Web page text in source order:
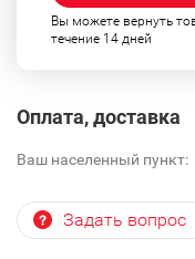
Вы можете вернуть
течение 14 дней
Оплата, доставка
Ваш населенный пункт:
Задать вопрос